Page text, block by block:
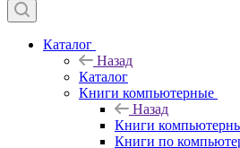
Каталог
Назад
Каталог
Книги компьютерные
Назад
Книги
Книги по